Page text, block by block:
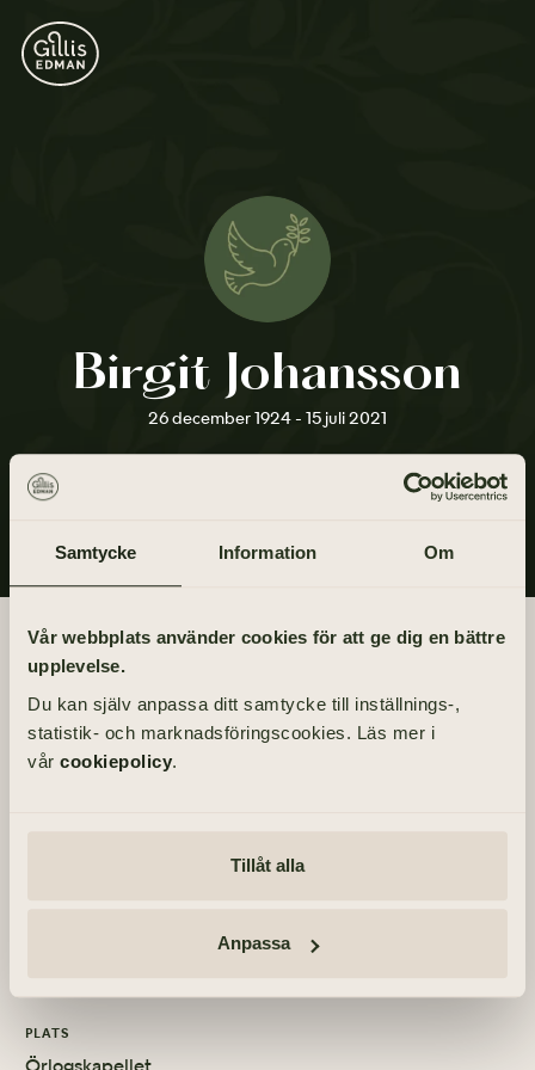
Samtycke Information Om
Vår webbplats använder cookies för att ge dig en bättre
upplevelse.
Du kan själv anpassa ditt samtycke till inställnings-,
statistik- och marknadsföringscookies. Läs mer i
vår cookiepolicy.
Tillåt alla
Anpassa
Birgit Johansson
26 december 1924 - 15 juli 2021
Begravningsdagen
BEGRAVNING
Fredag 20 augusti 2021
kl 11.00
PLATS